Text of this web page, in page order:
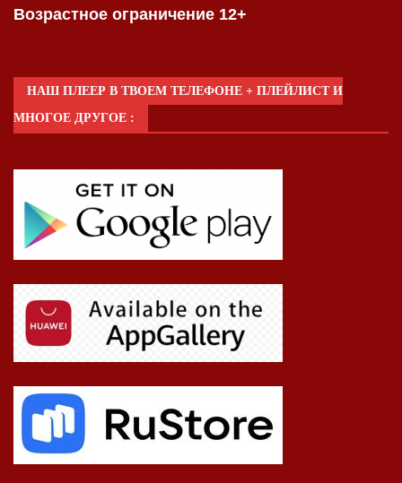
Возрастное ограничение 12+
НАШ ПЛЕЕР В ТВОЕМ ТЕЛЕФОНЕ + ПЛЕЙЛИСТ И
МНОГОЕ ДРУГОЕ :